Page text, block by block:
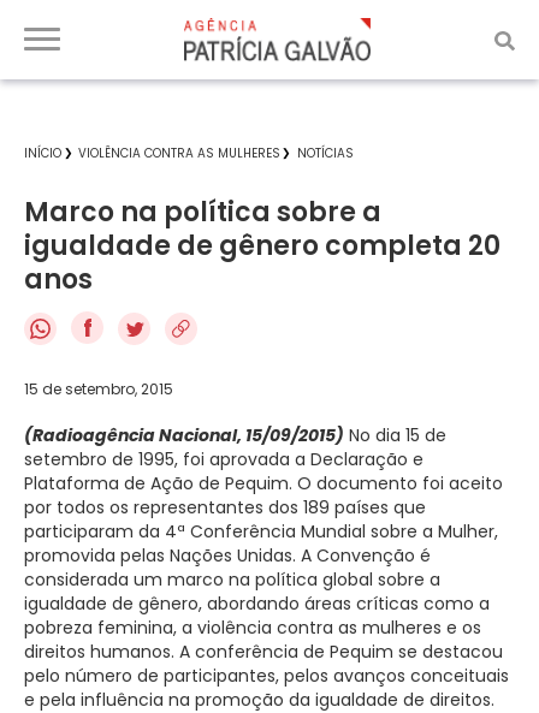
INÍCIO VIOLÊNCIA CONTRA AS MULHERES NOTÍCIAS
Marco na política sobre a
igualdade de gênero completa 20
anos
f
15 de setembro, 2015
(Radioagência Nacional, 15/09/2015) No dia 15 de
setembro de 1995, foi aprovada a Declaração e
Plataforma de Ação de Pequim. O documento foi aceito
por todos os representantes dos 189 países que
participaram da 4ª Conferência Mundial sobre a Mulher,
promovida pelas Nações Unidas. A Convenção é
considerada um marco na política global sobre a
igualdade de gênero, abordando áreas críticas como a
pobreza feminina, a violência contra as mulheres e os
direitos humanos. A conferência de Pequim se destacou
pelo número de participantes, pelos avanços conceituais
e pela influência na promoção da igualdade de direitos.